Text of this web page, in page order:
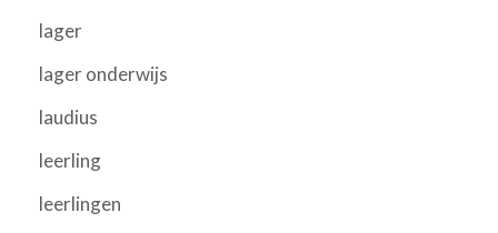
lager
lager onderwijs
laudius
leerling
leerlingen